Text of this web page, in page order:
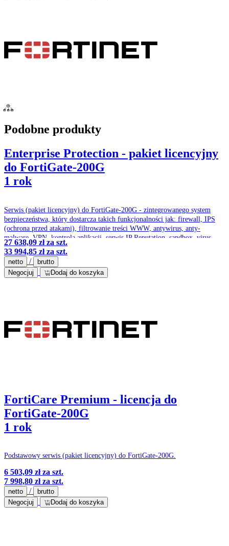
Podobne produkty
Enterprise Protection - pakiet licencyjny
do FortiGate-200G
1 rok
Serwis (pakiet licencyjny) do FortiGate-200G - zintegrowanego system
bezpieczeństwa, który dostarcza takich funkcjonalności jak: firewall, IPS
(ochrona przed atakami), filtrowanie treści WWW, antywirus, anty-
malware, VPN, kontrola aplikacji, serwis IP Reputation, sandbox, virus
outbrake protection service, optymalizacja pasma czy ochrona przed
spamem.
27 638,09 złza szt.
33 994,85 złza szt.
netto /
brutto
Negocjuj
Dodaj do koszyka
FortiCare Premium - licencja do
FortiGate-200G
1 rok
Podstawowy serwis (pakiet licencyjny) do FortiGate-200G.
6 503,09 złza szt.
7 998,80 złza szt.
netto /
brutto
Negocjuj
Dodaj do koszyka